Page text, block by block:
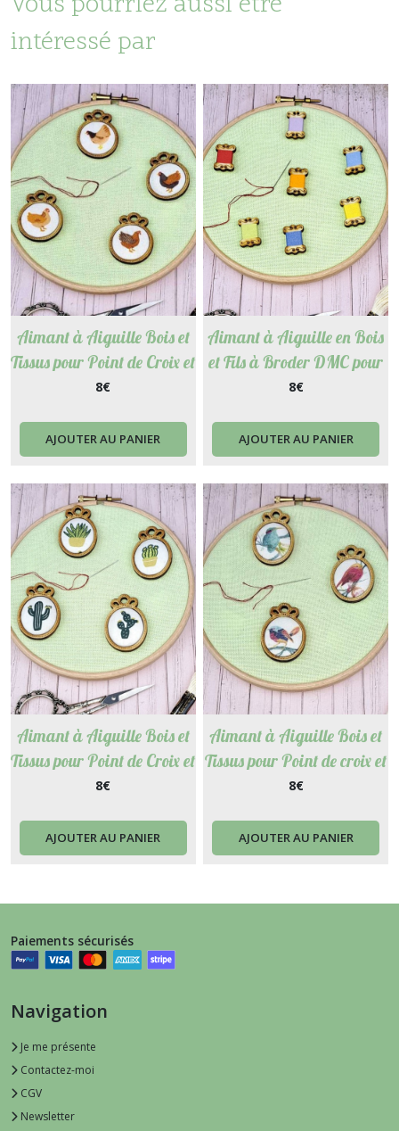
intéressé par
Aimant à Aiguille Bois et
Tissus pour Point de Croix et
Broderie - Poules
8€
AJOUTER AU PANIER
Aimant à Aiguille en Bois
et Fils à Broder DMC pour
Point de croix et Broderie -
8€
AJOUTER AU PANIER
Aimant à Aiguille Bois et
Tissus pour Point de Croix et
Broderie - Cactus et
8€
AJOUTER AU PANIER
Aimant à Aiguille Bois et
Tissus pour Point de croix et
Broderie - Oiseaux
8€
AJOUTER AU PANIER
Paiements sécurisés
Navigation
Je me présente
Contactez-moi
CGV
Newsletter